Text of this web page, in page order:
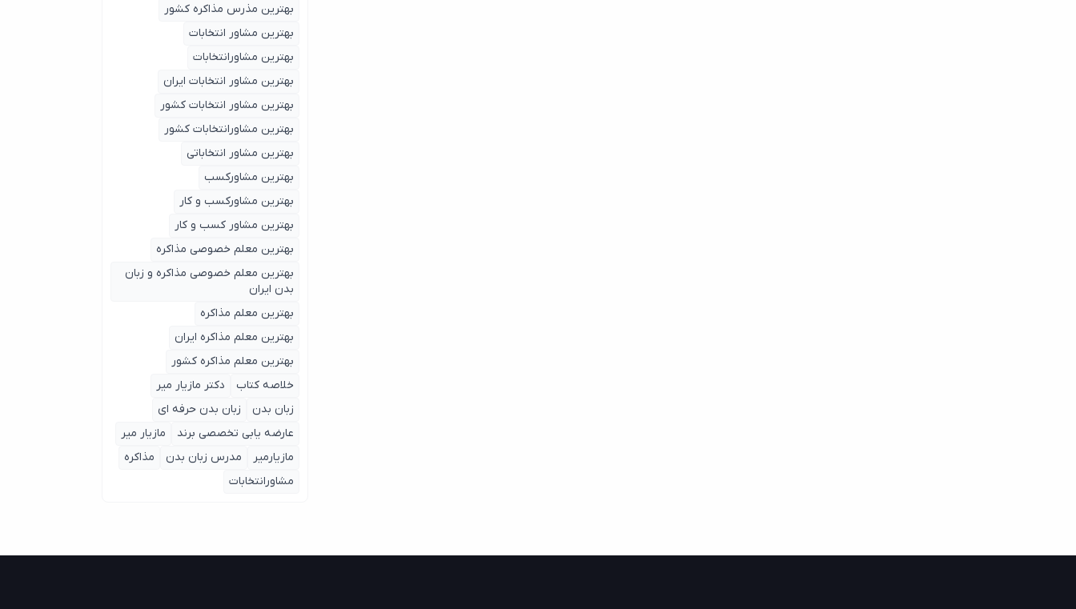
بهترین مذرس مذاکره کشور
بهترین مشاور انتخابات
بهترین مشاورانتخابات
بهترین مشاور انتخابات ایران
بهترین مشاور انتخابات کشور
بهترین مشاورانتخابات کشور
بهترین مشاور انتخاباتی
بهترین مشاورکسب
بهترین مشاورکسب و کار
بهترین مشاور کسب و کار
بهترین معلم خصوصی مذاکره
بهترین معلم خصوصی مذاکره و زبان
بدن ایران
بهترین معلم مذاکره
بهترین معلم مذاکره ایران
بهترین معلم مذاکره کشور
خلاصه کتاب
دکتر مازیار میر
زبان بدن
زبان بدن حرفه ای
عارضه یابی تخصصی برند
مازیار میر
مازیارمیر
مدرس زبان بدن
مذاکره
مشاورانتخابات